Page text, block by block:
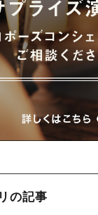
の記事